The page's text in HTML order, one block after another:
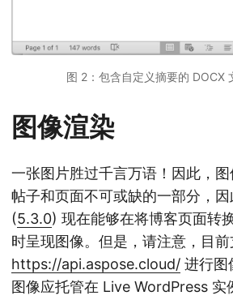
图 2：包含自定义摘要的 DOCX
图像渲染
一张图片胜过千言万语！因此，
帖子和页面不可或缺的一部分，
(5.3.0) 现在能够在将博客页面转
时呈现图像。但是，请注意，目前
https://api.aspose.cloud/ 进行图
图像应托管在 Live WordPress 实